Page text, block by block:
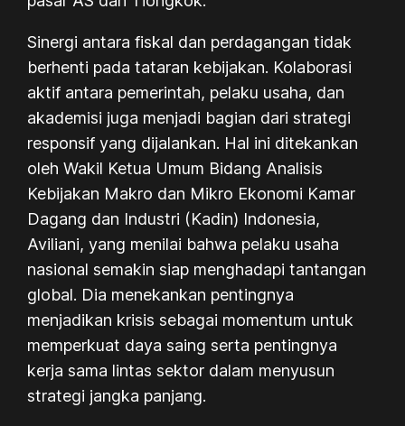
Sinergi antara fiskal dan perdagangan tidak
berhenti pada tataran kebijakan. Kolaborasi
aktif antara pemerintah, pelaku usaha, dan
akademisi juga menjadi bagian dari strategi
responsif yang dijalankan. Hal ini ditekankan
oleh Wakil Ketua Umum Bidang Analisis
Kebijakan Makro dan Mikro Ekonomi Kamar
Dagang dan Industri (Kadin) Indonesia,
Aviliani, yang menilai bahwa pelaku usaha
nasional semakin siap menghadapi tantangan
global. Dia menekankan pentingnya
menjadikan krisis sebagai momentum untuk
memperkuat daya saing serta pentingnya
kerja sama lintas sektor dalam menyusun
strategi jangka panjang.